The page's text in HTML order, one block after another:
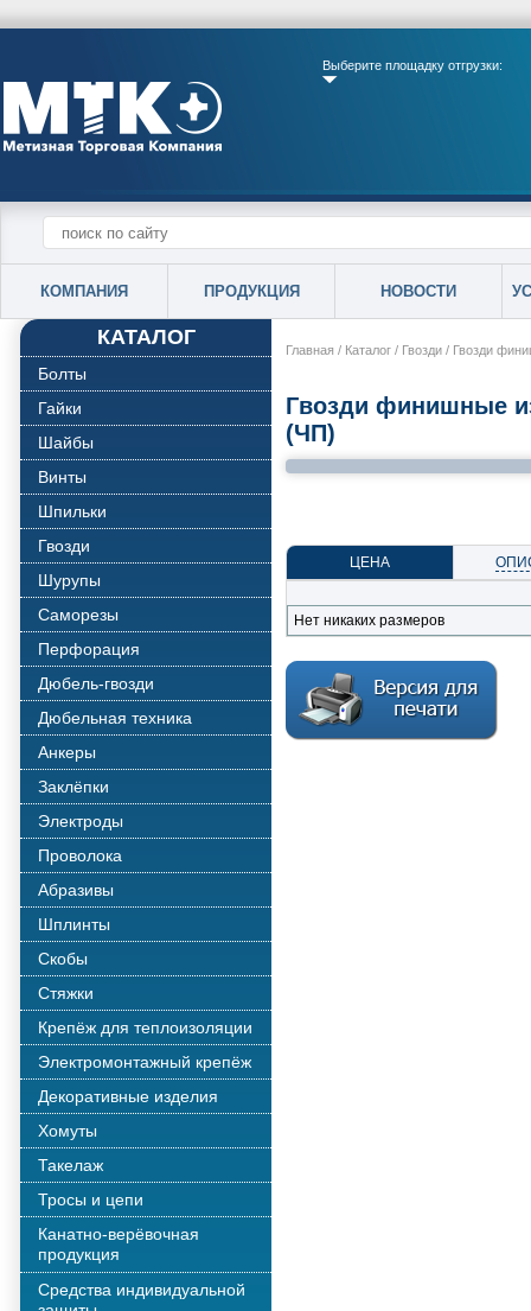
Выберите площадку отгрузки:
КОМПАНИЯ ПРОДУКЦИЯ НОВОСТИ
КАТАЛОГ
Болты
Гайки
Шайбы
Винты
Шпильки
Гвозди
Шурупы
Саморезы
Перфорация
Дюбель-гвозди
Дюбельная техника
Анкеры
Заклёпки
Электроды
Проволока
Абразивы
Шплинты
Скобы
Стяжки
Крепёж для теплоизоляции
Электромонтажный крепёж
Декоративные изделия
Хомуты
Такелаж
Тросы и цепи
Канатно-верёвочная
продукция
Средства индивидуальной
Главная / Каталог / Гвозди / Гвозди
Гвозди финишные
(ЧП)
ЦЕНА
Нет никаких размеров